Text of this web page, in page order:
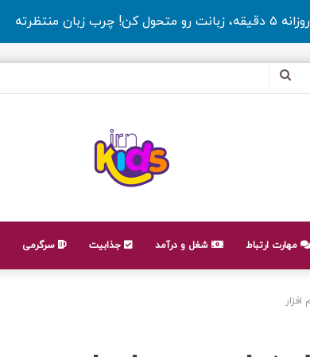
روزانه ۵ دقیقه، زبانت رو متحول کن! چرب زبان منتظرته
جستجو
مهارت ارتباط شغل و درآمد جذابیت سرگرمی